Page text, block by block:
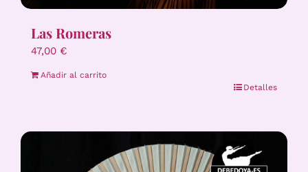
Las Romeras
47,00 €
Añadir al carrito
Detalles